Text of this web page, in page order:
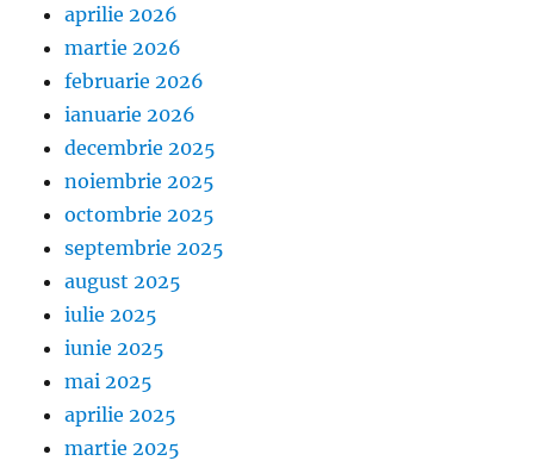
aprilie 2026
martie 2026
februarie 2026
ianuarie 2026
decembrie 2025
noiembrie 2025
octombrie 2025
septembrie 2025
august 2025
iulie 2025
iunie 2025
mai 2025
aprilie 2025
martie 2025